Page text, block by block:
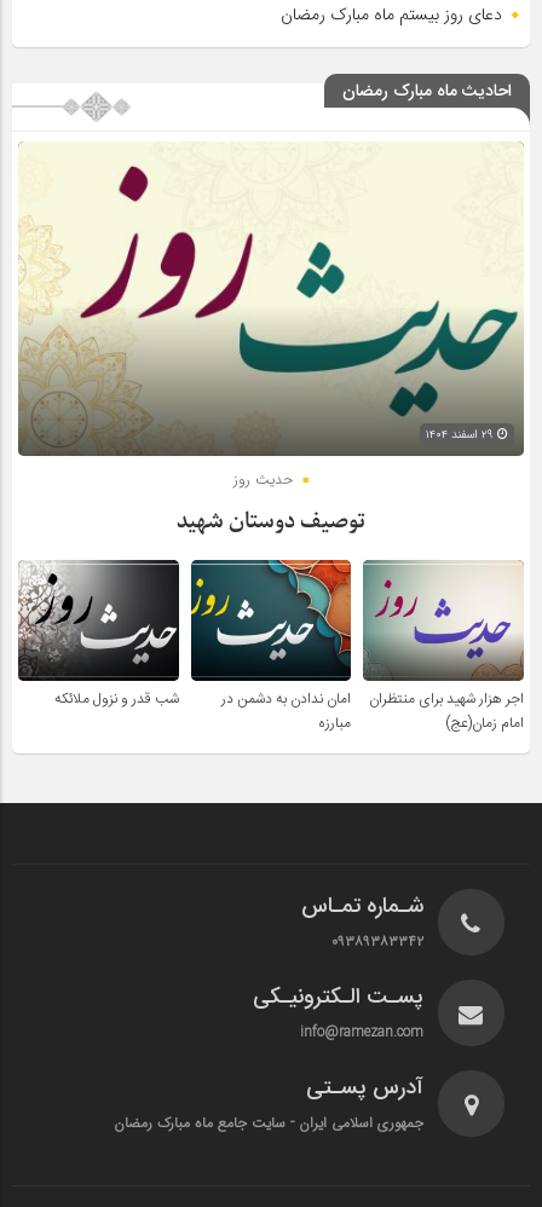
دعای روز بیستم ماه مبارک رمضان
احادیث ماه مبارک رمضان
حدیث روز
توصیف دوستان شهید
اجر هزار شهید برای منتظران
امام زمان(عج)
امان ندادن به دشمن در
مبارزه
شب قدر و نزول ملائکه
شـماره تمـاس
۰۹۳۸۹۳۸۳۳۴۲
پسـت الـکترونیـکی
info@ramezan.com
آدرس پسـتی
جمهوری اسلامی ایران - سایت جامع ماه مبارک رمضان